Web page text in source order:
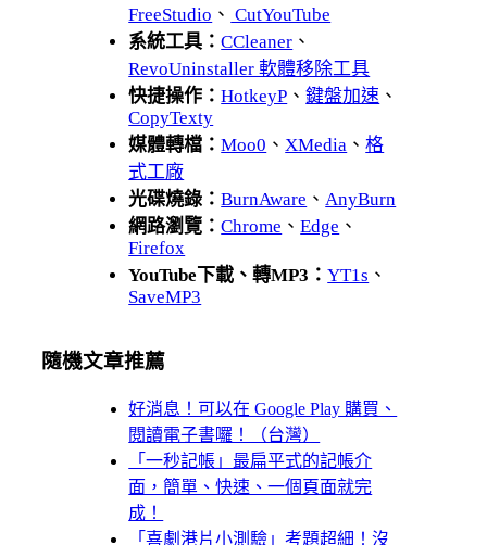
FreeStudio 、 CutYouTube
系統工具：CCleaner 、
RevoUninstaller 軟體移除工具
快捷操作：HotkeyP 、鍵盤加速 、
CopyTexty
媒體轉檔：Moo0 、 XMedia 、格
式工廠
光碟燒錄：BurnAware 、 AnyBurn
網路瀏覽：Chrome 、Edge 、
Firefox
YouTube下載、轉MP3：YT1s 、
SaveMP3
隨機文章推薦
好消息！可以在 Google Play 購買、
閱讀電子書囉！（台灣）
「一秒記帳」最扁平式的記帳介
面，簡單、快速、一個頁面就完
成！
「喜劇港片小測驗」考題超細！沒